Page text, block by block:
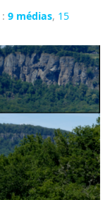
:9 médias, 15